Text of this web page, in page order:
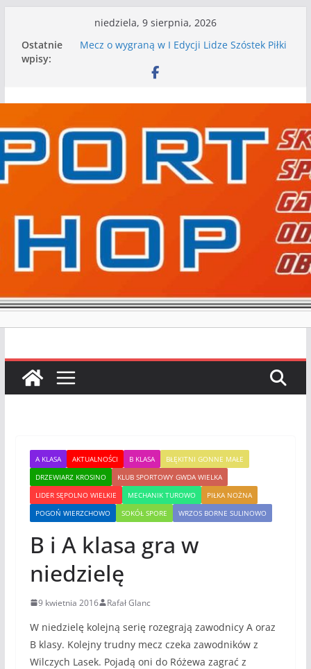
treści
niedziela, 9 sierpnia, 2026
Ostatnie
wpisy:
Mecz o wygraną w I Edycji Lidze Szóstek Piłki
Nasze piłkarskie zespoły w toku przygotowań
Kolejne gry kontrolne naszych piłkarskich
WKS wygrywa pierwszą edycję Ligi Szóstek w
Gwdzie Wielkiej
I mamy kolejne gry kontrolne, piłkarskie
granie przed nami
A KLASA AKTUALNOŚCI B KLASA
BŁĘKITNI GONNE MAŁE
DRZEWIARZ KROSINO
KLUB SPORTOWY GWDA WIELKA
LIDER SĘPOLNO WIELKIE
MECHANIK TUROWO
PIŁKA NOŻNA
POGOŃ WIERZCHOWO
SOKÓŁ SPORE WRZOS BORNE SULINOWO
B i A klasa gra w
niedzielę
9 kwietnia 2016 Rafał Glanc
W niedzielę kolejną serię rozegrają zawodnicy A oraz
B klasy. Kolejny trudny mecz czeka zawodników z
Wilczych Lasek. Pojadą oni do Różewa zagrać z